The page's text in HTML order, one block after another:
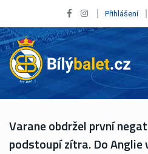
Přihlášení
Varane obdržel první
podstoupí zítra. Do